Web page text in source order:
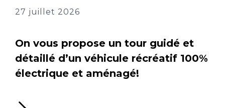
27 juillet 2026
On vous propose un tour guidé et
détaillé d’un véhicule récréatif 100%
électrique et aménagé!